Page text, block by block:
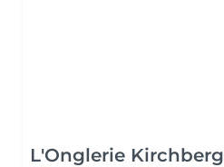
L'Onglerie Kirchberg